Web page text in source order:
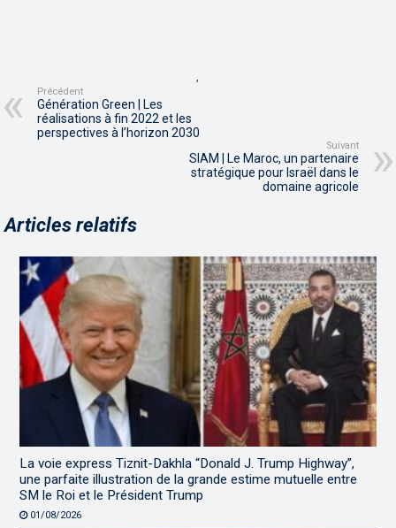
,
Précédent
Génération Green | Les
réalisations à fin 2022 et les
perspectives à l’horizon 2030
Suivant
SIAM | Le Maroc, un partenaire
stratégique pour Israël dans le
domaine agricole
Articles relatifs
La voie express Tiznit-Dakhla “Donald J. Trump Highway”,
une parfaite illustration de la grande estime mutuelle entre
SM le Roi et le Président Trump
01/08/2026